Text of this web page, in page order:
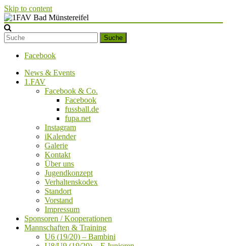
Skip to content
1FAV Bad Münstereifel Suche
Facebook
News & Events
1.FAV
Facebook & Co.
Facebook
fussball.de
fupa.net
Instagram
iKalender
Galerie
Kontakt
Über uns
Jugendkonzept
Verhaltenskodex
Standort
Vorstand
Impressum
Sponsoren / Kooperationen
Mannschaften & Training
U6 (19/20) – Bambini